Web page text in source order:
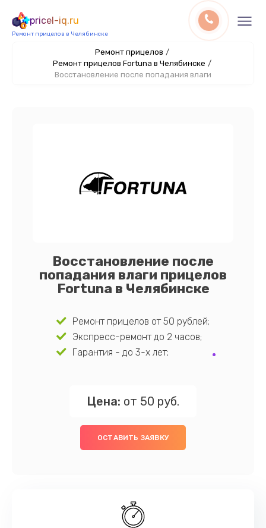
pricel-iq.ru
Ремонт прицелов в Челябинске
Ремонт прицелов /
Ремонт прицелов Fortuna в Челябинске /
Восстановление после попадания влаги
Восстановление после
попадания влаги прицелов
Fortuna в Челябинске
Ремонт прицелов от 50 рублей;
Экспресс-ремонт до 2 часов;
Гарантия - до 3-х лет;
Цена: от 50 руб.
ОСТАВИТЬ ЗАЯВКУ